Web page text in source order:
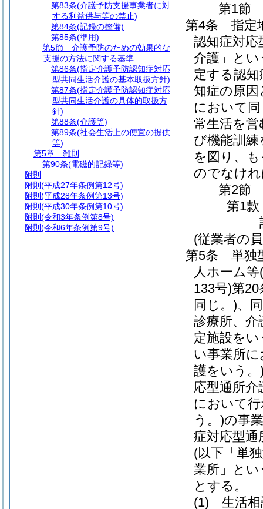
第1節
第4条
指定
認知症対応
介護」とい
定する認
知症の原
において
常生活を
び機能訓
を図り、
のでなけ
第2節
第1款
(従業者の
第5条
単独
人ホーム等
133号)第20
同じ。)、
診療所、介
定施設を
い事業所
護をいう。
応型通所介
において
う。)の事
症対応型通
(以下「単
業所」とい
とする。
(1)
生活
第83条(介護予防支援事業者に対
する利益供与等の禁止)
第84条(記録の整備)
第85条(準用)
第5節
介護予防のための効果的な
支援の方法に関する基準
第86条(指定介護予防認知症対応
型共同生活介護の基本取扱方針)
第87条(指定介護予防認知症対応
型共同生活介護の具体的取扱方
針)
第88条(介護等)
第89条(社会生活上の便宜の提供
等)
第5章
雑則
第90条(電磁的記録等)
附則
附則 (平成27年条例第12号)
附則 (平成28年条例第13号)
附則 (平成30年条例第10号)
附則 (令和3年条例第8号)
附則 (令和6年条例第9号)